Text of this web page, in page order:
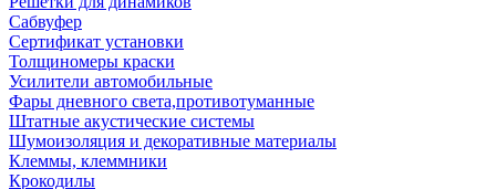
Сабвуфер
Сертификат установки
Толщиномеры краски
Усилители автомобильные
Фары дневного света,противотуманные
Штатные акустические системы
Шумоизоляция и декоративные материалы
Клеммы, клеммники
Крокодилы